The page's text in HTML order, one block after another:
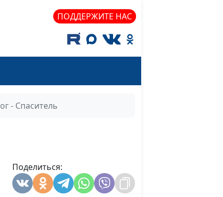
ПОДДЕРЖИТЕ НАС
- Спаситель
Поделиться:
cвященнослужитель
Юлия Синицына,
Андрей Галисламов,
cвященнослужитель
Андрей Галисламов,
эры
Юлия Синицына,
Андрей Галисламов,
cвященнослужитель